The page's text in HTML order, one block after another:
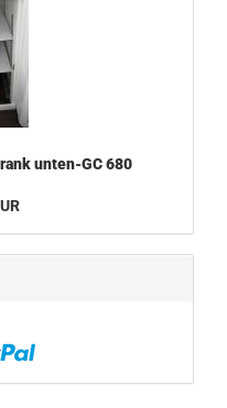
unten-GC 680